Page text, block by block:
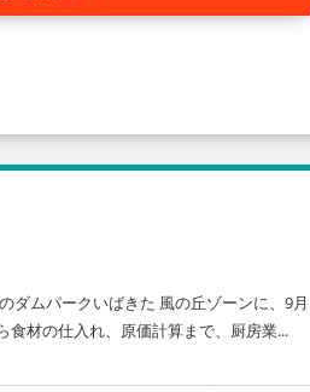
ダムパークいばきた 風の丘ゾーンに、9月
食材の仕入れ、原価計算まで、厨房業...